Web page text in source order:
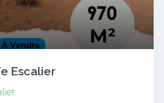
Escalier